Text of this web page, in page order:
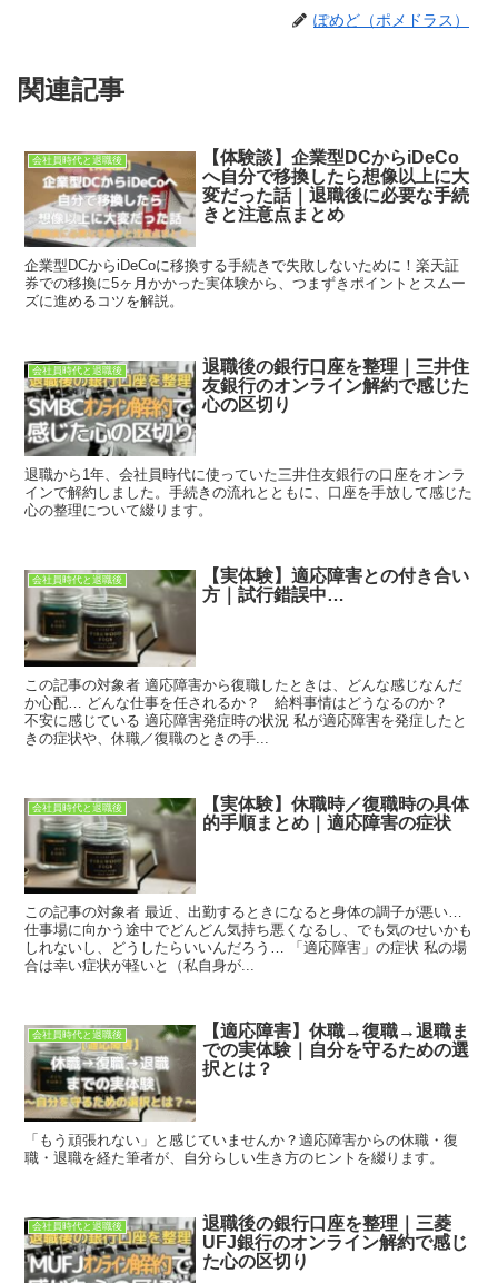
ぽめど（ポメドラス）
関連記事
会社員時代と退職後
【体験談】企業型DCからiDeCo
へ自分で移換したら想像以上に大
変だった話｜退職後に必要な手続
きと注意点まとめ
企業型DCからiDeCoに移換する手続きで失敗しないために！楽天証
券での移換に5ヶ月かかった実体験から、つまずきポイントとスムー
ズに進めるコツを解説。
会社員時代と退職後
退職後の銀行口座を整理｜三井住
友銀行のオンライン解約で感じた
心の区切り
退職から1年、会社員時代に使っていた三井住友銀行の口座をオンラ
インで解約しました。手続きの流れとともに、口座を手放して感じた
心の整理について綴ります。
会社員時代と退職後
【実体験】適応障害との付き合い
方｜試行錯誤中…
この記事の対象者 適応障害から復職したときは、どんな感じなんだ
か心配… どんな仕事を任されるか？ 給料事情はどうなるのか？
不安に感じている 適応障害発症時の状況 私が適応障害を発症したと
きの症状や、休職／復職のときの手...
会社員時代と退職後
【実体験】休職時／復職時の具体
的手順まとめ｜適応障害の症状
この記事の対象者 最近、出勤するときになると身体の調子が悪い…
仕事場に向かう途中でどんどん気持ち悪くなるし、でも気のせいかも
しれないし、どうしたらいいんだろう… 「適応障害」の症状 私の場
合は幸い症状が軽いと（私自身が...
会社員時代と退職後
【適応障害】休職→復職→退職ま
での実体験｜自分を守るための選
択とは？
「もう頑張れない」と感じていませんか？適応障害からの休職・復
職・退職を経た筆者が、自分らしい生き方のヒントを綴ります。
会社員時代と退職後
退職後の銀行口座を整理｜三菱
UFJ銀行のオンライン解約で感じ
た心の区切り